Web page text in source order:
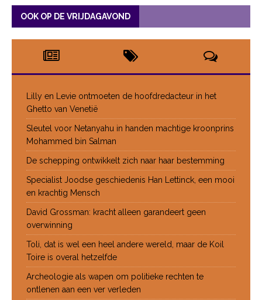
OOK OP DE VRIJDAGAVOND
Lilly en Levie ontmoeten de hoofdredacteur in het
Ghetto van Venetië
Sleutel voor Netanyahu in handen machtige kroonprins
Mohammed bin Salman
De schepping ontwikkelt zich naar haar bestemming
Specialist Joodse geschiedenis Han Lettinck, een mooi
en krachtig Mensch
David Grossman: kracht alleen garandeert geen
overwinning
Toli, dat is wel een heel andere wereld, maar de Koil
Toire is overal hetzelfde
Archeologie als wapen om politieke rechten te
ontlenen aan een ver verleden